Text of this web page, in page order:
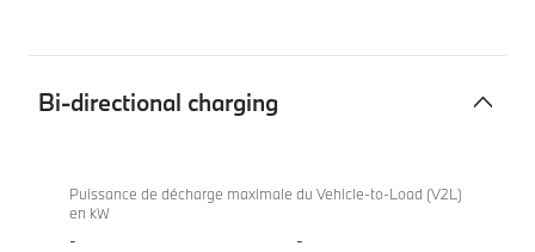
Bi-directional charging
directional
charging
M440i
xDrive
Coupé
Puissance de décharge maximale du Vehicle-to-Load (V2L)
en kW
- -